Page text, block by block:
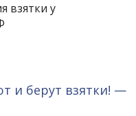
взятки у
и берут взятки! —